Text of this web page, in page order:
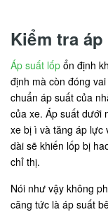
Kiểm tra
Áp suất lốp ổn định
định mà còn đóng
chuẩn áp suất của
của xe. Áp suất dưới
xe bị ì và tăng áp lực
dài sẽ khiến lốp bị
chỉ thị.
Nói như vậy không
căng tức là áp suất